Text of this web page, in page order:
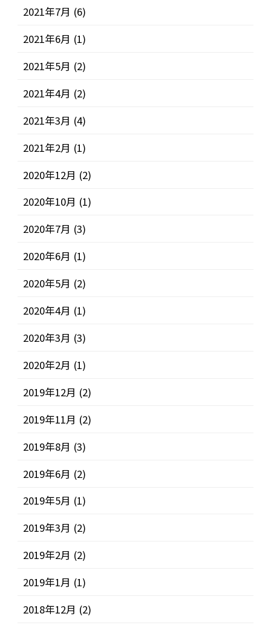
2021年7月 (6)
2021年6月 (1)
2021年5月 (2)
2021年4月 (2)
2021年3月 (4)
2021年2月 (1)
2020年12月 (2)
2020年10月 (1)
2020年7月 (3)
2020年6月 (1)
2020年5月 (2)
2020年4月 (1)
2020年3月 (3)
2020年2月 (1)
2019年12月 (2)
2019年11月 (2)
2019年8月 (3)
2019年6月 (2)
2019年5月 (1)
2019年3月 (2)
2019年2月 (2)
2019年1月 (1)
2018年12月 (2)